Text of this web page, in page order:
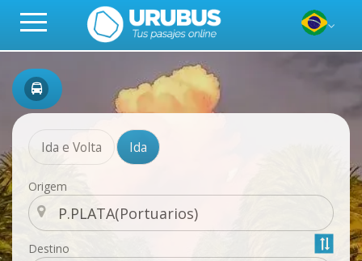
Ida e Volta Ida
Origem
Destino